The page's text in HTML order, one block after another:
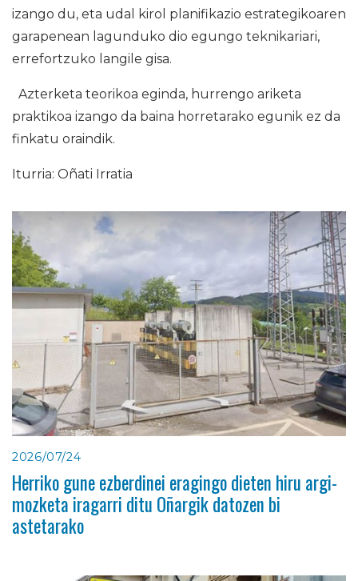
izango du, eta udal kirol planifikazio estrategikoaren
garapenean lagunduko dio egungo teknikariari,
errefortzuko langile gisa.
Azterketa teorikoa eginda, hurrengo ariketa
praktikoa izango da baina horretarako egunik ez da
finkatu oraindik.
Iturria: Oñati Irratia
2026/07/24
Herriko gune ezberdinei eragingo dieten hiru argi-
mozketa iragarri ditu Oñargik datozen bi
astetarako